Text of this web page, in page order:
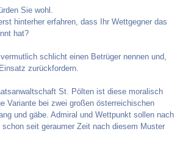
Sie wohl.
hinterher erfahren, dass Ihr Wettgegner das
hat?
schlicht einen Betrüger nennen und,
zurückfordern.
St. Pölten ist diese moralisch
Variante bei zwei großen österreichischen
und gäbe. Admiral und Wettpunkt sollen nach
schon seit geraumer Zeit nach diesem Muster